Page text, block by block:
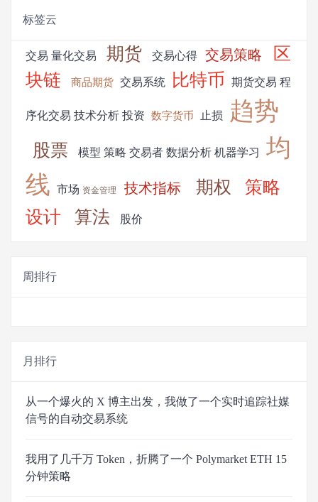
标签云
交易 量化交易 期货 交易心得 交易策略
区
块链
商品期货 交易系统 比特币 期货交易 程
序化交易 技术分析 投资 数字货币 止损 趋势
股票 模型 策略 交易者 数据分析 机器学习
均
线 市场 资金管理 技术指标 期权
策略
设计
算法 股价
周排行
月排行
从一个爆火的 X 博主出发，我做了一个实时追踪社媒
信号的自动交易系统
我用了几千万 Token，折腾了一个 Polymarket ETH 15
分钟策略